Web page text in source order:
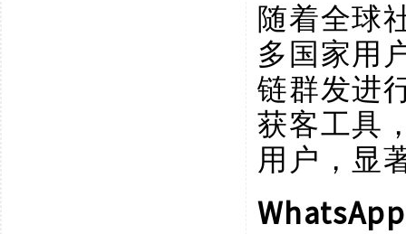
随着全球
多国家用
链群发进
获客工具
用户，显